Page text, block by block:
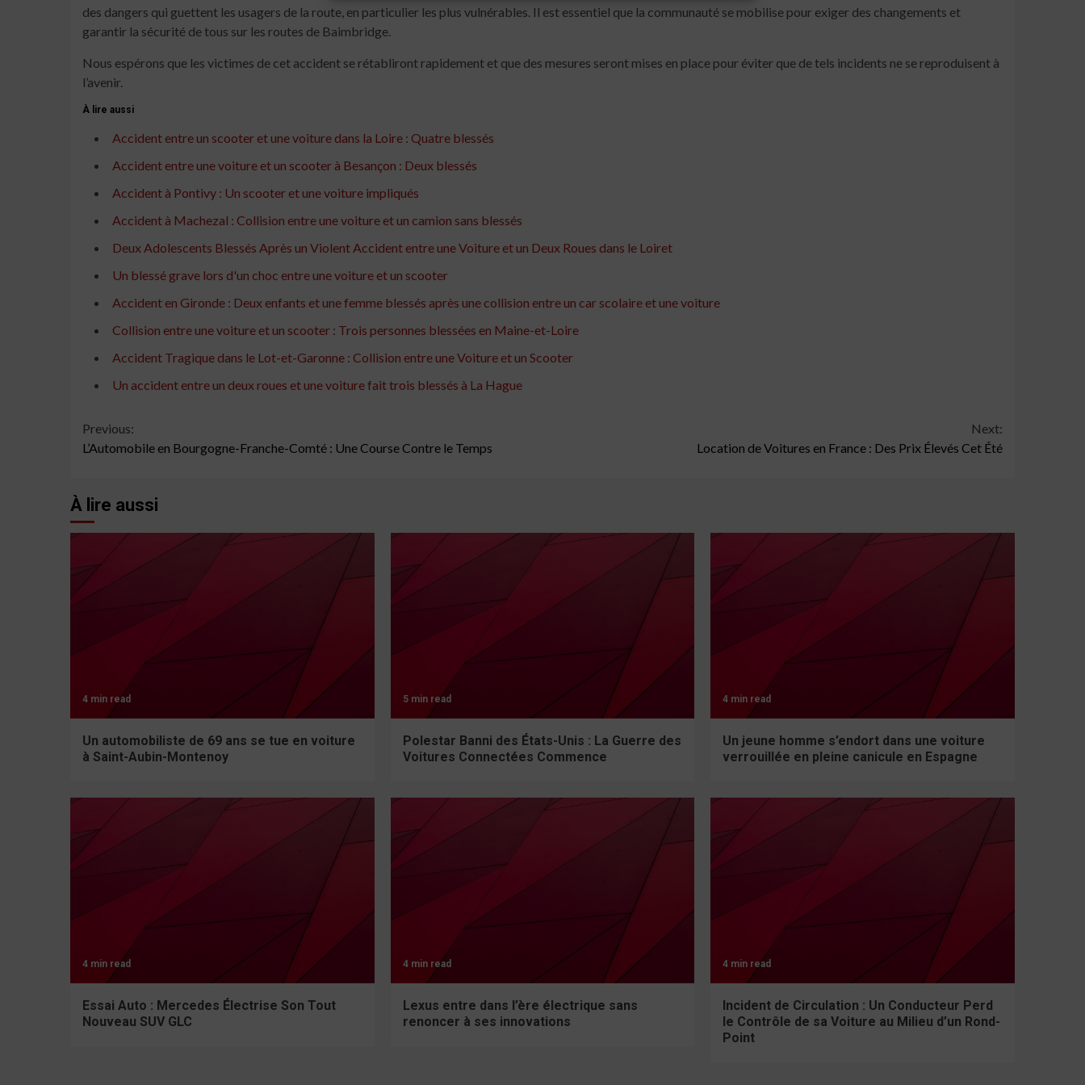
des dangers qui guettent les usagers de la route, en particulier les plus vulnérables. Il est essentiel que la communauté se mobilise pour exiger des changements et
garantir la sécurité de tous sur les routes de Baimbridge.
Nous espérons que les victimes de cet accident se rétabliront rapidement et que des mesures seront mises en place pour éviter que de tels incidents ne se reproduisent à
l’avenir.
À lire aussi
Accident entre un scooter et une voiture dans la Loire : Quatre blessés
Accident entre une voiture et un scooter à Besançon : Deux blessés
Accident à Pontivy : Un scooter et une voiture impliqués
Accident à Machezal : Collision entre une voiture et un camion sans blessés
Deux Adolescents Blessés Après un Violent Accident entre une Voiture et un Deux Roues dans le Loiret
Un blessé grave lors d'un choc entre une voiture et un scooter
Accident en Gironde : Deux enfants et une femme blessés après une collision entre un car scolaire et une voiture
Collision entre une voiture et un scooter : Trois personnes blessées en Maine-et-Loire
Accident Tragique dans le Lot-et-Garonne : Collision entre une Voiture et un Scooter
Un accident entre un deux roues et une voiture fait trois blessés à La Hague
Continue
Previous:
L’Automobile en Bourgogne-Franche-Comté : Une Course Contre le Temps
Next:
Location de Voitures en France : Des Prix Élevés Cet Été
À lire aussi
4 min read
Un automobiliste de 69 ans se tue en voiture
à Saint-Aubin-Montenoy
5 min read
Polestar Banni des États-Unis : La Guerre des
Voitures Connectées Commence
4 min read
Un jeune homme s’endort dans une voiture
verrouillée en pleine canicule en Espagne
4 min read
Essai Auto : Mercedes Électrise Son Tout
Nouveau SUV GLC
4 min read
Lexus entre dans l’ère électrique sans
renoncer à ses innovations
4 min read
Incident de Circulation : Un Conducteur Perd
le Contrôle de sa Voiture au Milieu d’un Rond-
Point